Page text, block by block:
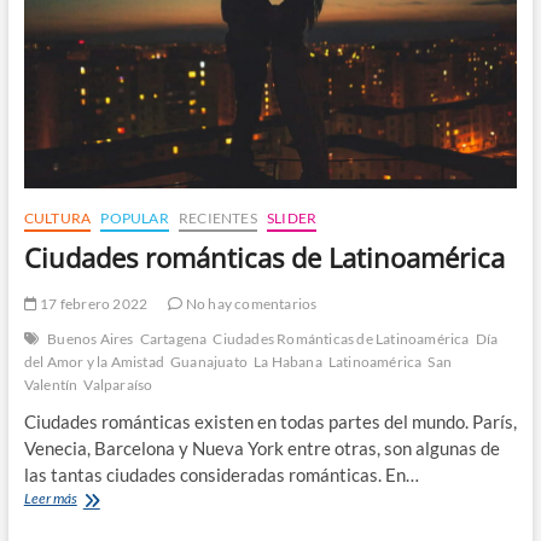
CULTURA POPULAR RECIENTES SLIDER
Ciudades románticas de Latinoamérica
17 febrero 2022
No hay comentarios
Buenos Aires Cartagena Ciudades Románticas de Latinoamérica Día
del Amor y la Amistad Guanajuato La Habana Latinoamérica San
Valentín Valparaíso
Ciudades románticas existen en todas partes del mundo. París,
Venecia, Barcelona y Nueva York entre otras, son algunas de
las tantas ciudades consideradas románticas. En…
Leer másCiudades